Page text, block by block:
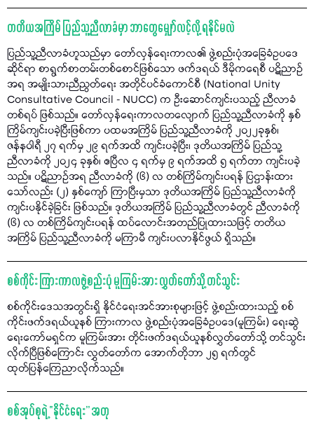
တတိယအကြိမ် ပြည်သူ့ညီလာခံမှာ ဘာတွေမျှော်လင့်လို့ ရနိုင်မလဲ
ပြည်သူ့ညီလာခံဟူသည်မှာ တော်လှန်ရေးကာလ၏ ဖွဲ့စည်းပုံအခြေခံဥပဒေ
ဆိုင်ရာ စာရွက်စာတမ်းတစ်စောင်ဖြစ်သော ဖက်ဒရယ် ဒီမိုကရေစီ ပဋိညာဉ်
အရ အမျိုးသားညီညွတ်ရေး အတိုင်ပင်ခံကောင်စီ (National Unity
Consultative Council - NUCC) က ဦးဆောင်ကျင်းပသည့် ညီလာခံ
တစ်ရပ် ဖြစ်သည်။ တော်လှန်ရေးကာလတလျောက် ပြည်သူ့ညီလာခံကို နှစ်
ကြိမ်ကျင်းပခဲ့ပြီးဖြစ်ကာ ပထမအကြိမ် ပြည်သူ့ညီလာခံကို ၂၀၂၂ခုနှစ်၊
ဇန်နဝါရီ ၂၇ ရက်မှ ၂၉ ရက်အထိ ကျင်းပခဲ့ပြီး၊ ဒုတိယအကြိမ် ပြည်သူ့
ညီလာခံကို ၂၀၂၄ ခုနှစ်၊ ဧပြီလ ၄ ရက်မှ ၉ ရက်အထိ ၅ ရက်တာ ကျင်းပခဲ့
သည်။ ပဋိညာဉ်အရ ညီလာခံကို (၆) လ တစ်ကြိမ်ကျင်းပရန် ပြဌာန်းထား
သော်လည်း (၂) နှစ်ကျော် ကြာပြီးမှသာ ဒုတိယအကြိမ် ပြည်သူ့ညီလာခံကို
ကျင်းပနိုင်ခဲ့ခြင်း ဖြစ်သည်။ ဒုတိယအကြိမ် ပြည်သူ့ညီလာခံတွင် ညီလာခံကို
(၆) လ တစ်ကြိမ်ကျင်းပရန် ထပ်လောင်းအတည်ပြုထားသဖြင့် တတိယ
အကြိမ် ပြည်သူ့ညီလာခံကို မကြာမီ ကျင်းပလာနိုင်ဖွယ် ရှိသည်။
စစ်ကိုင်း ကြားကာလဖွဲ့စည်းပုံ မူကြမ်းအား လွှတ်တော်သို့ တင်သွင်း
စစ်ကိုင်းဒေသအတွင်းရှိ နိုင်ငံရေးအင်အားစုများဖြင့် ဖွဲ့စည်းထားသည့် စစ်
ကိုင်းဖက်ဒရယ်ယူနစ် ကြားကာလ ဖွဲ့စည်းပုံအခြေခံဥပဒေ(မူကြမ်း) ရေးဆွဲ
ရေးကော်မရှင်က မူကြမ်းအား တိုင်းဖက်ဒရယ်ယူနစ်လွှတ်တော်သို့ တင်သွင်း
လိုက်ပြီဖြစ်ကြောင်း လွှတ်တော်က အောက်တိုဘာ ၂၅ ရက်တွင်
ထုတ်ပြန်ကြေညာလိုက်သည်။
စစ်အုပ်စုရဲ့ “နိုင်ငံရေး” အတု